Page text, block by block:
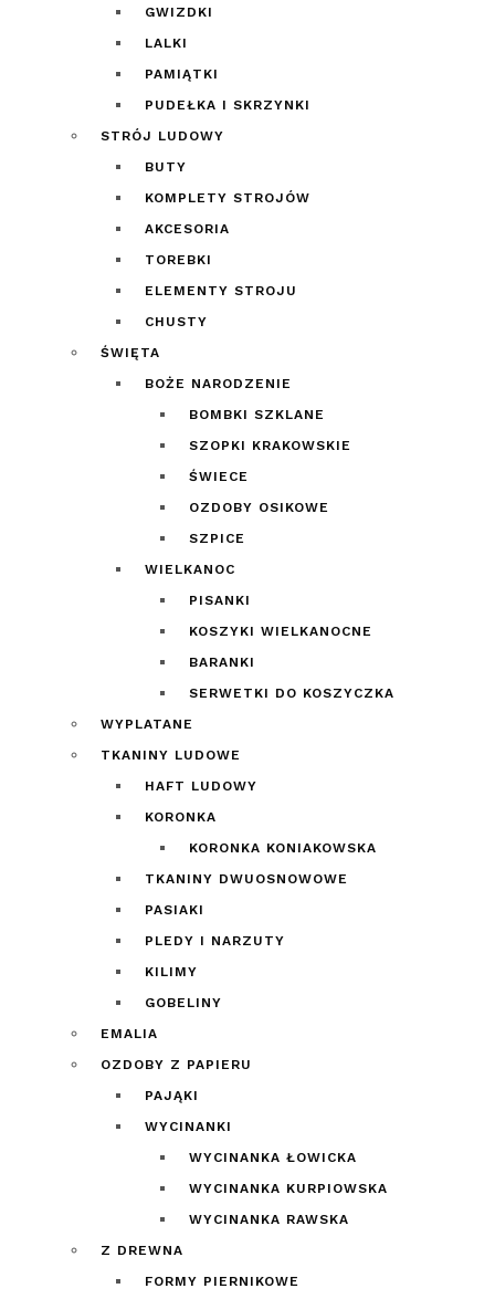
GWIZDKI
LALKI
PAMIĄTKI
PUDEŁKA I SKRZYNKI
STRÓJ LUDOWY
BUTY
KOMPLETY STROJÓW
AKCESORIA
TOREBKI
ELEMENTY STROJU
CHUSTY
ŚWIĘTA
BOŻE NARODZENIE
BOMBKI SZKLANE
SZOPKI KRAKOWSKIE
ŚWIECE
OZDOBY OSIKOWE
SZPICE
WIELKANOC
PISANKI
KOSZYKI WIELKANOCNE
BARANKI
SERWETKI DO KOSZYCZKA
WYPLATANE
TKANINY LUDOWE
HAFT LUDOWY
KORONKA
KORONKA KONIAKOWSKA
TKANINY DWUOSNOWOWE
PASIAKI
PLEDY I NARZUTY
KILIMY
GOBELINY
EMALIA
OZDOBY Z PAPIERU
PAJĄKI
WYCINANKI
WYCINANKA ŁOWICKA
WYCINANKA KURPIOWSKA
WYCINANKA RAWSKA
Z DREWNA
FORMY PIERNIKOWE